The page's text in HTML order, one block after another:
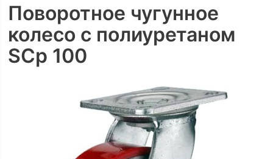
Поворотное чугунное
колесо с полиуретаном
SCp 100